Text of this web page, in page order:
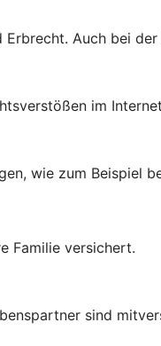
Auch bei
im
wie zum Beispiel
Familie versichert.
sind